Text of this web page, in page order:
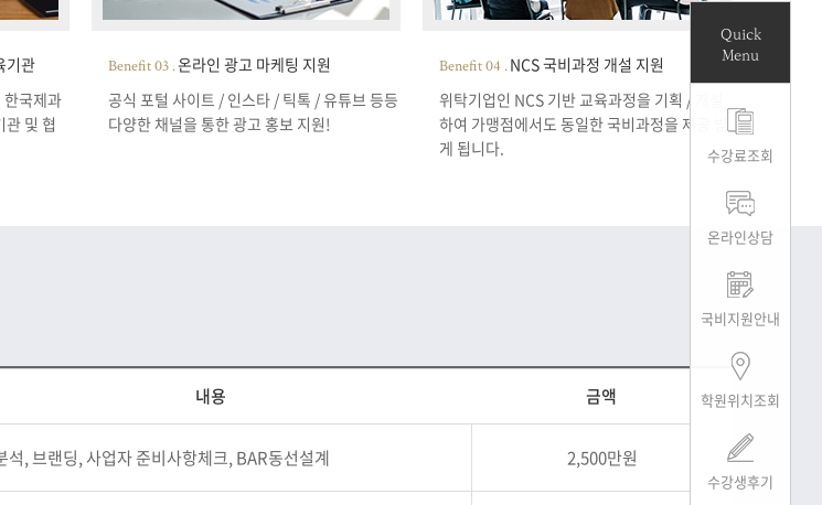
취업현황게시판
정보등록 (기업)
Quick
Menu
수강료조회
온라인상담
국비지원안내
학원위치조회
수강생후기
기관
국제과
및 협
Benefit 03 .온라인 광고 마케팅 지원
공식 포털 사이트 / 인스타 / 틱톡 / 유튜브 등등
다양한 채널을 통한 광고 홍보 지원!
Benefit 04 .NCS 국비과정 개설 지원
위탁기업인 NCS 기반 교육과정을 기획 / 개설
하여 가맹점에서도 동일한 국비과정을 제공 받
게 됩니다.
내용 금액
석, 브랜딩, 사업자 준비사항체크, BAR동선설계 2,500만원